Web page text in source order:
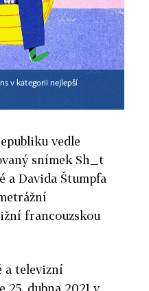
v kategorii nejlepší
vedle
snímek Sh_t
a Davida Štumpfa
francouzskou
a televizní
25. dubna 2021 v